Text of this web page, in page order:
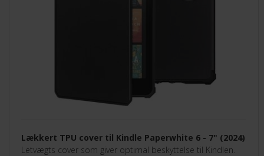
Lækkert TPU cover til Kindle Paperwhite 6 - 7" (2024)
Letvægts cover som giver optimal beskyttelse til Kindlen.